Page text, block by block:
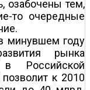
озабочены тем,
то очередные
минувшем году
рынка
в Российской
к 2010